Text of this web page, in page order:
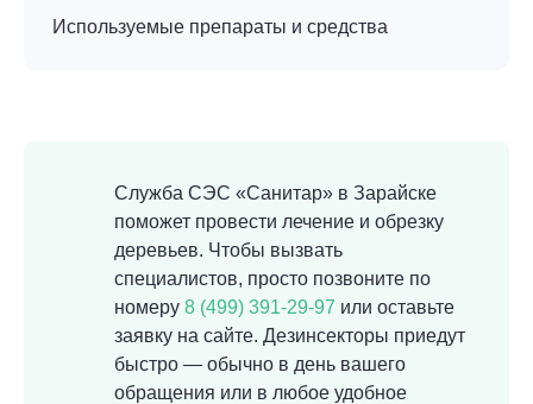
Используемые препараты и средства
Служба СЭС «Санитар» в Зарайске
поможет провести лечение и обрезку
деревьев. Чтобы вызвать
специалистов, просто позвоните по
номеру 8 (499) 391-29-97 или оставьте
заявку на сайте. Дезинсекторы приедут
быстро — обычно в день вашего
обращения или в любое удобное